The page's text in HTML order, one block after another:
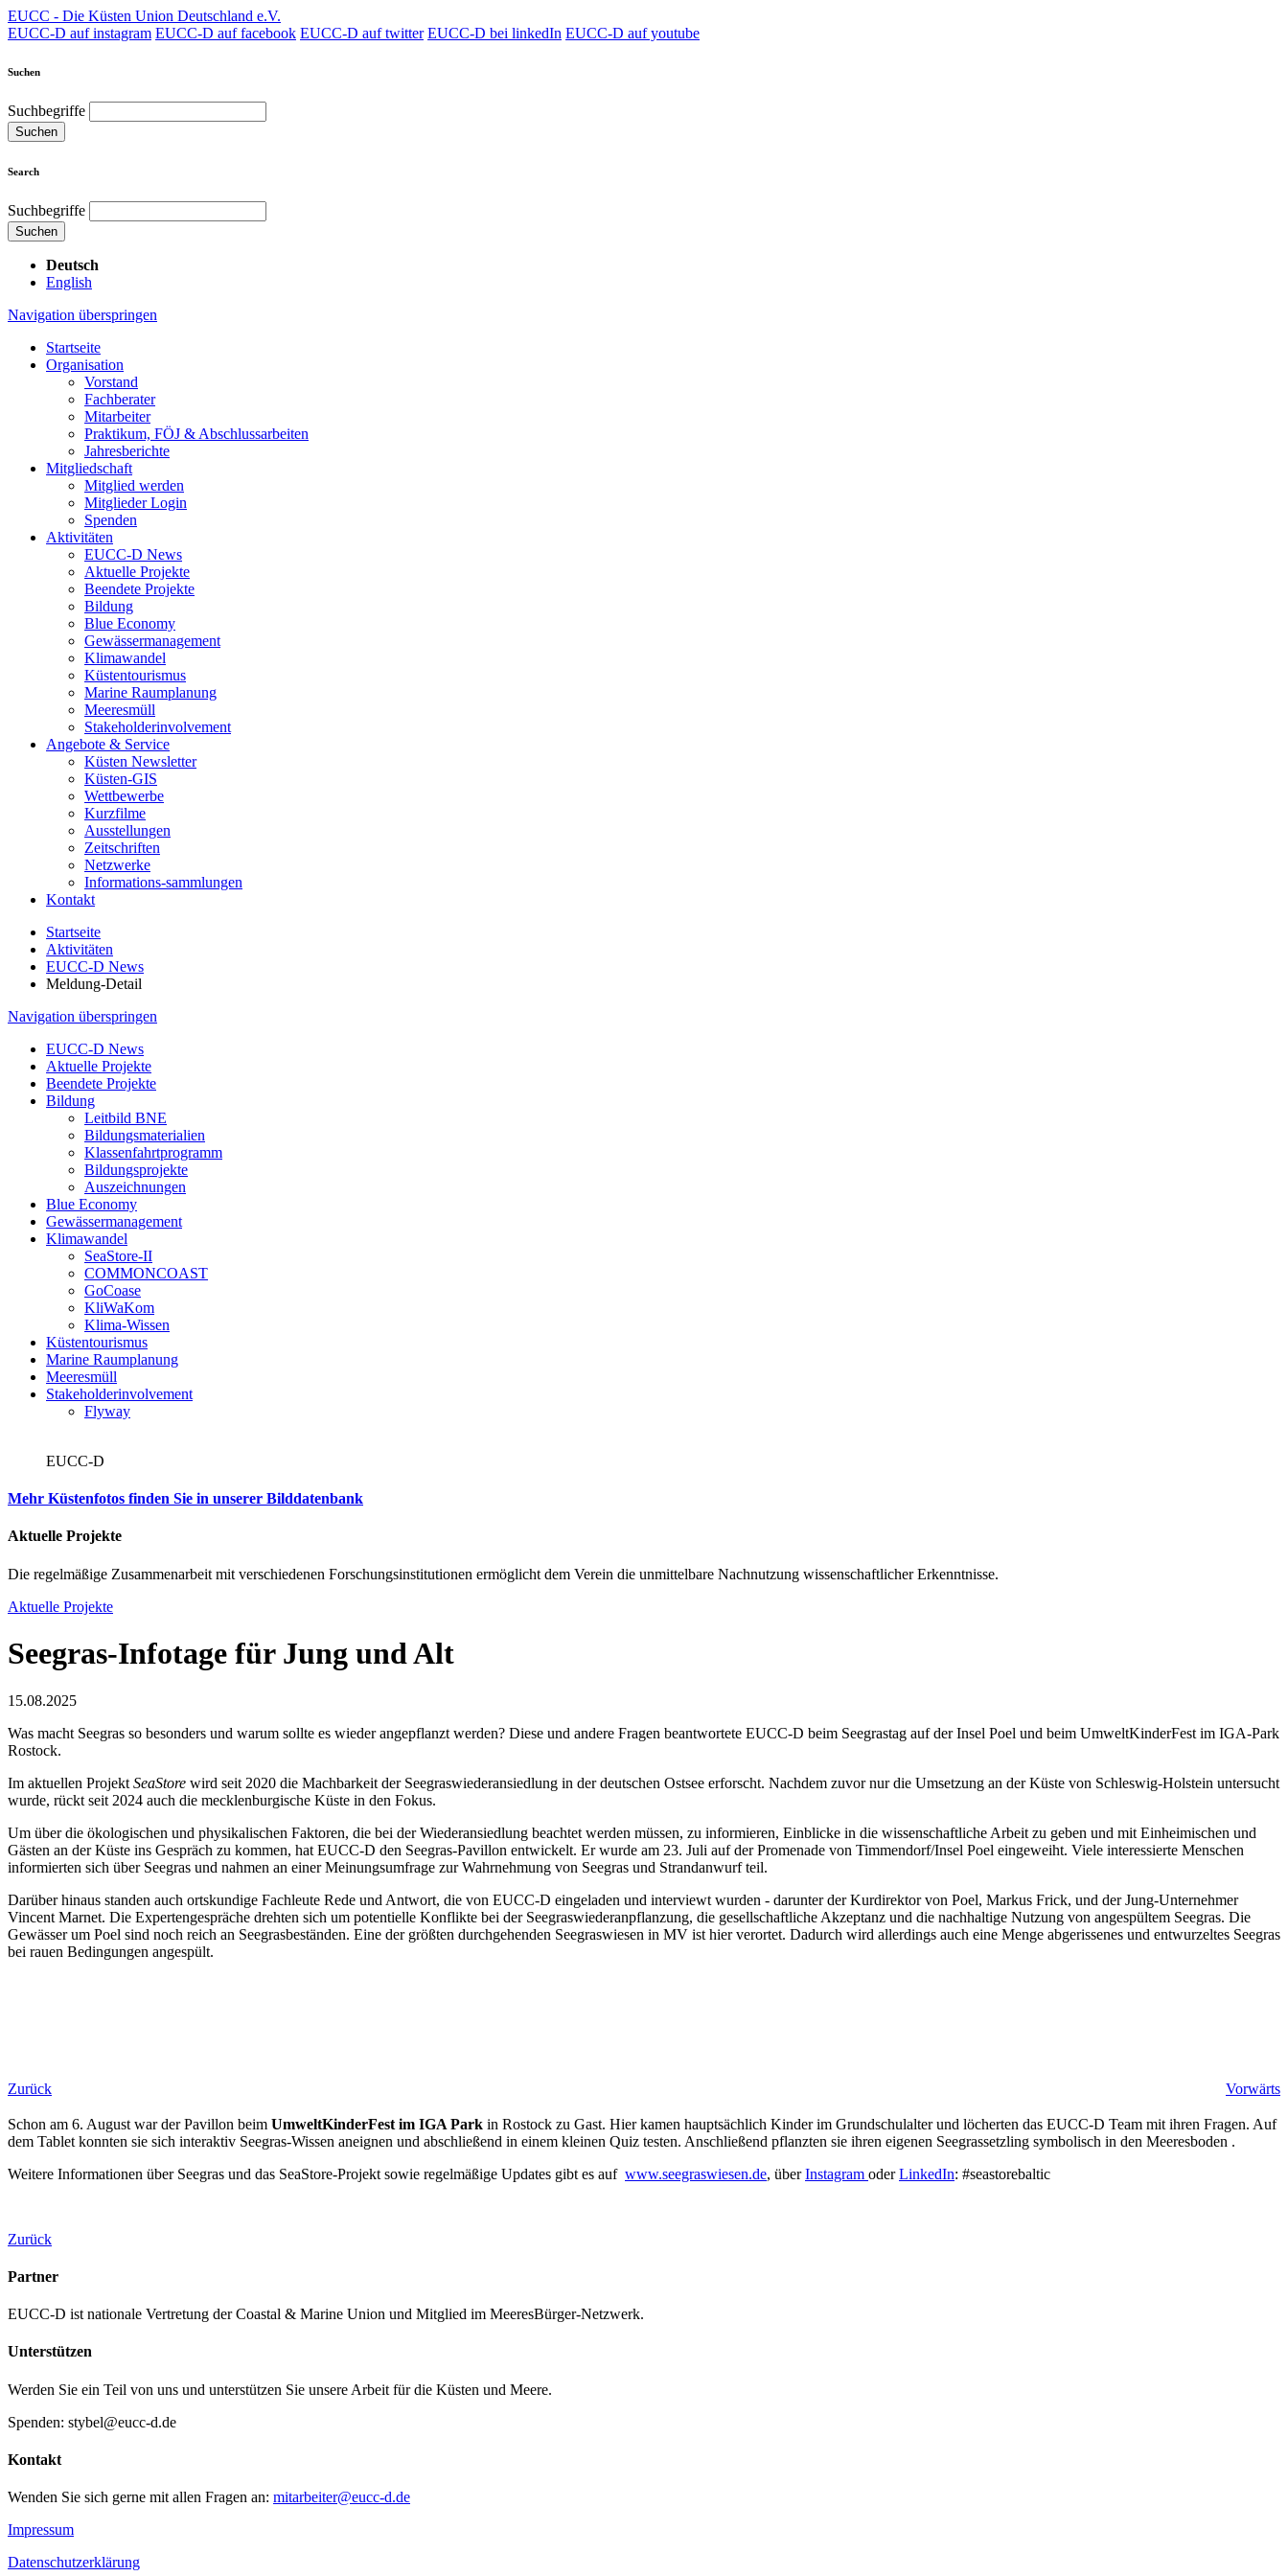
EUCC - Die Küsten Union Deutschland e.V.
EUCC-D auf instagram EUCC-D auf facebook EUCC-D auf twitter EUCC-D bei linkedIn EUCC-D auf youtube
Suchen
Suchbegriffe
Suchen
Search
Suchbegriffe
Suchen
Deutsch
English
Navigation überspringen
Startseite
Organisation
Vorstand
Fachberater
Mitarbeiter
Praktikum, FÖJ & Abschlussarbeiten
Jahresberichte
Mitgliedschaft
Mitglied werden
Mitglieder Login
Spenden
Aktivitäten
EUCC-D News
Aktuelle Projekte
Beendete Projekte
Bildung
Blue Economy
Gewässermanagement
Klimawandel
Küstentourismus
Marine Raumplanung
Meeresmüll
Stakeholderinvolvement
Angebote & Service
Küsten Newsletter
Küsten-GIS
Wettbewerbe
Kurzfilme
Ausstellungen
Zeitschriften
Netzwerke
Informations-sammlungen
Kontakt
Startseite
Aktivitäten
EUCC-D News
Meldung-Detail
Navigation überspringen
EUCC-D News
Aktuelle Projekte
Beendete Projekte
Bildung
Leitbild BNE
Bildungsmaterialien
Klassenfahrtprogramm
Bildungsprojekte
Auszeichnungen
Blue Economy
Gewässermanagement
Klimawandel
SeaStore-II
COMMONCOAST
GoCoase
KliWaKom
Klima-Wissen
Küstentourismus
Marine Raumplanung
Meeresmüll
Stakeholderinvolvement
Flyway
EUCC-D
Mehr Küstenfotos finden Sie in unserer Bilddatenbank
Aktuelle Projekte
Die regelmäßige Zusammenarbeit mit verschiedenen Forschungsinstitutionen ermöglicht dem Verein die unmittelbare Nachnutzung wissenschaftlicher Erkenntnisse.
Aktuelle Projekte
Seegras-Infotage für Jung und Alt
15.08.2025
Was macht Seegras so besonders und warum sollte es wieder angepflanzt werden? Diese und andere Fragen beantwortete EUCC-D beim Seegrastag auf der Insel Poel und beim UmweltKinderFest im IGA-Park
Rostock.
Im aktuellen Projekt SeaStore wird seit 2020 die Machbarkeit der Seegraswiederansiedlung in der deutschen Ostsee erforscht. Nachdem zuvor nur die Umsetzung an der Küste von Schleswig-Holstein untersucht
wurde, rückt seit 2024 auch die mecklenburgische Küste in den Fokus.
Um über die ökologischen und physikalischen Faktoren, die bei der Wiederansiedlung beachtet werden müssen, zu informieren, Einblicke in die wissenschaftliche Arbeit zu geben und mit Einheimischen und
Gästen an der Küste ins Gespräch zu kommen, hat EUCC-D den Seegras-Pavillon entwickelt. Er wurde am 23. Juli auf der Promenade von Timmendorf/Insel Poel eingeweiht. Viele interessierte Menschen
informierten sich über Seegras und nahmen an einer Meinungsumfrage zur Wahrnehmung von Seegras und Strandanwurf teil.
Darüber hinaus standen auch ortskundige Fachleute Rede und Antwort, die von EUCC-D eingeladen und interviewt wurden - darunter der Kurdirektor von Poel, Markus Frick, und der Jung-Unternehmer
Vincent Marnet. Die Expertengespräche drehten sich um potentielle Konflikte bei der Seegraswiederanpflanzung, die gesellschaftliche Akzeptanz und die nachhaltige Nutzung von angespültem Seegras. Die
Gewässer um Poel sind noch reich an Seegrasbeständen. Eine der größten durchgehenden Seegraswiesen in MV ist hier verortet. Dadurch wird allerdings auch eine Menge abgerissenes und entwurzeltes Seegras
bei rauen Bedingungen angespült.
Zurück Vorwärts
Schon am 6. August war der Pavillon beim UmweltKinderFest im IGA Park in Rostock zu Gast. Hier kamen hauptsächlich Kinder im Grundschulalter und löcherten das EUCC-D Team mit ihren Fragen. Auf
dem Tablet konnten sie sich interaktiv Seegras-Wissen aneignen und abschließend in einem kleinen Quiz testen. Anschließend pflanzten sie ihren eigenen Seegrassetzling symbolisch in den Meeresboden .
Weitere Informationen über Seegras und das SeaStore-Projekt sowie regelmäßige Updates gibt es auf www.seegraswiesen.de, überInstagram oderLinkedIn: #seastorebaltic
Zurück
Partner
EUCC-D ist nationale Vertretung der Coastal & Marine Union und Mitglied im MeeresBürger-Netzwerk.
Unterstützen
Werden Sie ein Teil von uns und unterstützen Sie unsere Arbeit für die Küsten und Meere.
Spenden: stybel@eucc-d.de
Kontakt
Wenden Sie sich gerne mit allen Fragen an: mitarbeiter@eucc-d.de
Impressum
Datenschutzerklärung